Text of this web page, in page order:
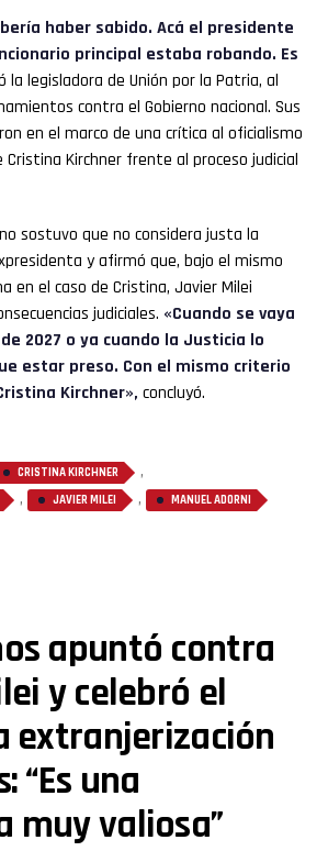
haber sabido. Acá el presidente
principal estaba robando. Es
la legisladora de Unión por la Patria, al
contra el Gobierno nacional. Sus
en el marco de una crítica al oficialismo
Kirchner frente al proceso judicial
sostuvo que no considera justa la
y afirmó que, bajo el mismo
en el caso de Cristina, Javier Milei
judiciales. «Cuando se vaya
2027 o ya cuando la Justicia lo
estar preso. Con el mismo criterio
Kirchner», concluyó.
CRISTINA KIRCHNER ,
, JAVIER MILEI , MANUEL ADORNI
apuntó contra
y celebró el
extranjerización
“Es una
muy valiosa”
Flipboard